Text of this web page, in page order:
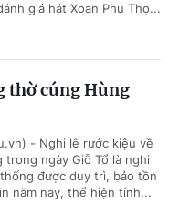
giá hát Xoan Phú Thọ...
thờ cúng Hùng
- Nghi lễ rước kiệu về
trong ngày Giỗ Tổ là nghi
được duy trì, bảo tồn
năm nay, thể hiện tính...